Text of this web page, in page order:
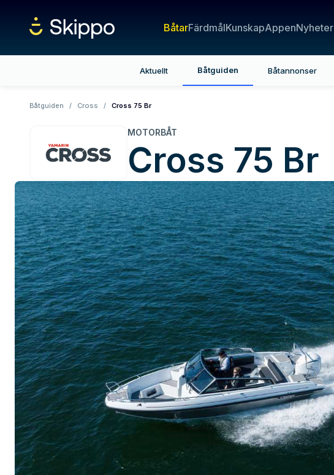
BåtarFärdmålKunskapAppenNyheter
Aktuellt Båtguiden Båtannonser
Båtguiden / Cross / Cross 75 Br
MOTORBÅT
Cross 75 Br